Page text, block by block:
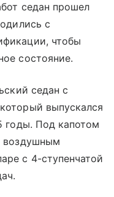
седан прошел
с
чтобы
состояние.
седан с
выпускался
годы. Под капотом
воздушным
с 4-ступенчатой